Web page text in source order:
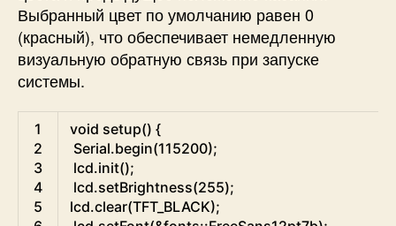
Выбранный цвет по умолчанию равен 0
(красный), что обеспечивает немедленную
визуальную обратную связь при запуске
системы.
1
2
3
4
5
void setup() {
Serial.begin(115200);
lcd.init();
lcd.setBrightness(255);
lcd.clear(TFT_BLACK);